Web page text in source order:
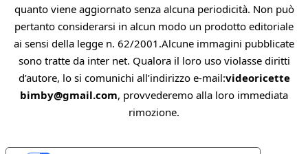
quanto viene aggiornato senza alcuna periodicità. Non può
pertanto considerarsi in alcun modo un prodotto editoriale
ai sensi della legge n. 62/2001.Alcune immagini pubblicate
sono tratte da inter net. Qualora il loro uso violasse diritti
d’autore, lo si comunichi all’indirizzo e-mail:videoricette
bimby@gmail.com, provvederemo alla loro immediata
rimozione.